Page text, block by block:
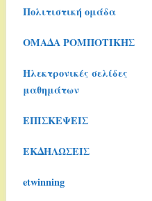
Πολιτιστική ομάδα
ΟΜΑΔΑ ΡΟΜΠΟΤΙΚΗΣ
Ηλεκτρονικές σελίδες
μαθημάτων
ΕΠΙΣΚΕΨΕΙΣ
ΕΚΔΗΛΩΣΕΙΣ
etwinning